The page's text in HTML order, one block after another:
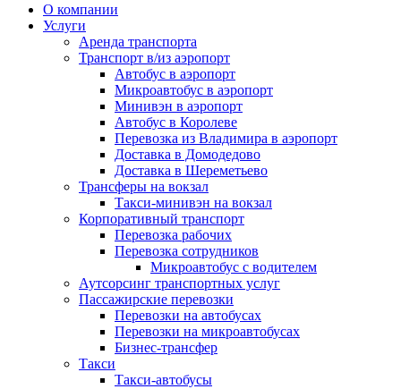
О компании
Услуги
Аренда транспорта
Транспорт в/из аэропорт
Автобус в аэропорт
Микроавтобус в аэропорт
Минивэн в аэропорт
Автобус в Королеве
Перевозка из Владимира в аэропорт
Доставка в Домодедово
Доставка в Шереметьево
Трансферы на вокзал
Такси-минивэн на вокзал
Корпоративный транспорт
Перевозка рабочих
Перевозка сотрудников
Микроавтобус с водителем
Аутсорсинг транспортных услуг
Пассажирские перевозки
Перевозки на автобусах
Перевозки на микроавтобусах
Бизнес-трансфер
Такси
Такси-автобусы